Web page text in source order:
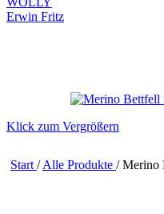
Klick zum Vergrößern
Start / Alle Produkte / Merino